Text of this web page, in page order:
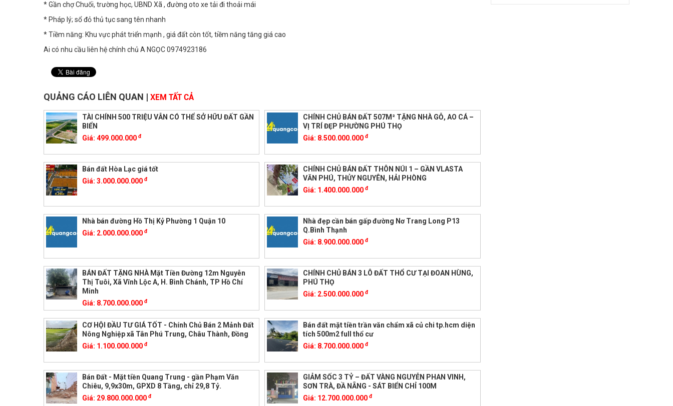
* Gần chợ Chuối, trường học, UBND Xã , đường oto xe tải đi thoải mái
* Pháp lý; sổ đỏ thủ tục sang tên nhanh
* Tiềm năng: Khu vực phát triển mạnh , giá đất còn tốt, tiềm năng tăng giá cao
Ai có nhu cầu liên hệ chính chủ A NGỌC 0974923186
QUẢNG CÁO LIÊN QUAN | XEM TẤT CẢ
TÀI CHÍNH 500 TRIỆU VẪN CÓ THỂ SỞ HỮU ĐẤT GẦN
BIỂN
Giá: 499.000.000 đ
CHÍNH CHỦ BÁN ĐẤT 507M² TẶNG NHÀ GỖ, AO CÁ –
VỊ TRÍ ĐẸP PHƯỜNG PHÚ THỌ
Giá: 8.500.000.000đ
Bán đất Hòa Lạc giá tốt
Giá: 3.000.000.000 đ
CHÍNH CHỦ BÁN ĐẤT THÔN NÚI 1 – GẦN VLASTA
VĂN PHÚ, THỦY NGUYÊN, HẢI PHÒNG
Giá: 1.400.000.000đ
Nhà bán đường Hồ Thị Kỷ Phường 1 Quận 10
Giá: 2.000.000.000 đ
Nhà đẹp cần bán gấp đường Nơ Trang Long P13
Q.Bình Thạnh
Giá: 8.900.000.000đ
BÁN ĐẤT TẶNG NHÀ Mặt Tiền Đường 12m Nguyễn
Thị Tuôi, Xã Vĩnh Lộc A, H. Bình Chánh, TP Hồ Chí
Minh
Giá: 8.700.000.000 đ
CHÍNH CHỦ BÁN 3 LÔ ĐẤT THỔ CƯ TẠI ĐOAN HÙNG,
PHÚ THỌ
Giá: 2.500.000.000đ
CƠ HỘI ĐẦU TƯ GIÁ TỐT - Chính Chủ Bán 2 Mảnh Đất
Nông Nghiệp xã Tân Phú Trung, Châu Thành, Đồng
Giá: 1.100.000.000 đ
Bán đất mặt tiền trần văn chẩm xã củ chi tp.hcm diện
tích 500m2 full thổ cư
Giá: 8.700.000.000đ
Bán Đất - Mặt tiền Quang Trung - gần Phạm Văn
Chiêu, 9,9x30m, GPXD 8 Tầng, chỉ 29,8 Tỷ.
Giá: 29.800.000.000 đ
GIẢM SỐC 3 TỶ – ĐẤT VÀNG NGUYỄN PHAN VINH,
SƠN TRÀ, ĐẦ NẴNG - SÁT BIỂN CHỈ 100M
Giá: 12.700.000.000đ